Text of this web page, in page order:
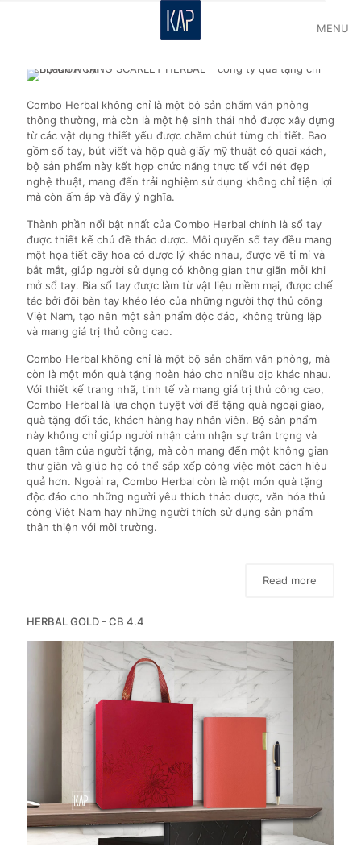
MENU
Combo Herbal không chỉ là một bộ sản phẩm văn phòng
thông thường, mà còn là một hệ sinh thái nhỏ được xây dựng
từ các vật dụng thiết yếu được chăm chút từng chi tiết. Bao
gồm sổ tay, bút viết và hộp quà giấy mỹ thuật có quai xách,
bộ sản phẩm này kết hợp chức năng thực tế với nét đẹp
nghệ thuật, mang đến trải nghiệm sử dụng không chỉ tiện lợi
mà còn ấm áp và đầy ý nghĩa.
Thành phần nổi bật nhất của Combo Herbal chính là sổ tay
được thiết kế chủ đề thảo dược. Mỗi quyển sổ tay đều mang
một họa tiết cây hoa có dược lý khác nhau, được vẽ tỉ mỉ và
bắt mắt, giúp người sử dụng có không gian thư giãn mỗi khi
mở sổ tay. Bìa sổ tay được làm từ vật liệu mềm mại, được chế
tác bởi đôi bàn tay khéo léo của những người thợ thủ công
Việt Nam, tạo nên một sản phẩm độc đáo, không trùng lặp
và mang giá trị thủ công cao.
Combo Herbal không chỉ là một bộ sản phẩm văn phòng, mà
còn là một món quà tặng hoàn hảo cho nhiều dịp khác nhau.
Với thiết kế trang nhã, tinh tế và mang giá trị thủ công cao,
Combo Herbal là lựa chọn tuyệt vời để tặng quà ngoại giao,
quà tặng đối tác, khách hàng hay nhân viên. Bộ sản phẩm
này không chỉ giúp người nhận cảm nhận sự trân trọng và
quan tâm của người tặng, mà còn mang đến một không gian
thư giãn và giúp họ có thể sắp xếp công việc một cách hiệu
quả hơn. Ngoài ra, Combo Herbal còn là một món quà tặng
độc đáo cho những người yêu thích thảo dược, văn hóa thủ
công Việt Nam hay những người thích sử dụng sản phẩm
thân thiện với môi trường.
Read more
HERBAL GOLD - CB 4.4